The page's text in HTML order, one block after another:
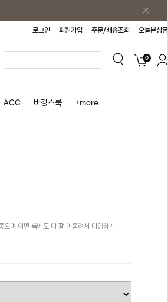
로그인 회원가입 주문/배송조회 오늘본상품
0
ACC 바캉스룩 +more
며 어떤 룩에도 다 잘 어울려서 다양하게